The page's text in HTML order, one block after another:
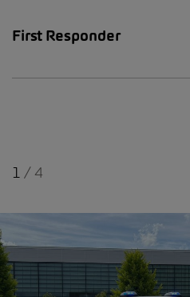
First Responder
1 / 4